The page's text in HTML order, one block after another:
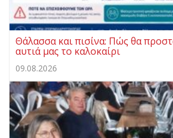
Θάλασσα και πισίνα: Πώς θα
αυτιά μας το καλοκαίρι
09.08.2026